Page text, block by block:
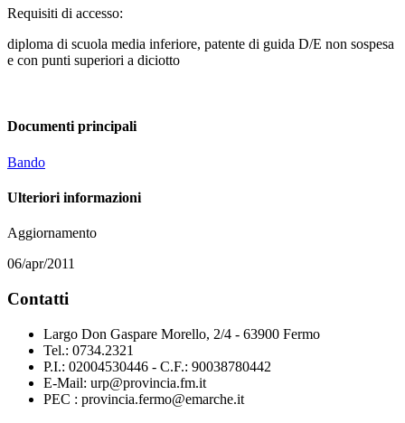
Requisiti di accesso:
diploma di scuola media inferiore, patente di guida D/E non sospesa
e con punti superiori a diciotto
Documenti principali
Bando
Ulteriori informazioni
Aggiornamento
06/apr/2011
Contatti
Largo Don Gaspare Morello, 2/4 - 63900 Fermo
Tel.: 0734.2321
P.I.: 02004530446 - C.F.: 90038780442
E-Mail: urp@provincia.fm.it
PEC : provincia.fermo@emarche.it